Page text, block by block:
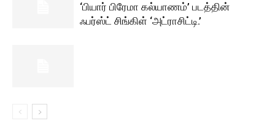
‘பியார் பிரேமா கல்யாணம்’ படத்தின்
ஃபர்ஸ்ட் சிங்கிள் ‘அட்ராசிட்டி.’